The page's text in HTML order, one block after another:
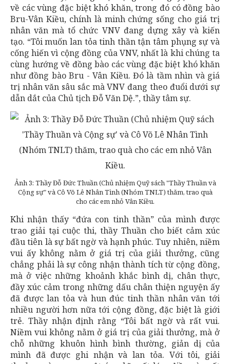
về các vùng đặc biệt khó khăn, trong đó có đồng bào
Bru-Vân Kiều, chính là minh chứng sống cho giá trị
nhân văn mà tổ chức VNV đang dựng xây và kiến
tạo. “Tôi muốn lan tỏa tinh thần tận tâm phụng sự và
cống hiến vì cộng đồng của VNV, nhất là khi chúng ta
cùng hướng về đồng bào các vùng đặc biệt khó khăn
như đồng bào Bru - Vân Kiều. Đó là tầm nhìn và giá
trị nhân văn sâu sắc mà VNV đang theo đuổi dưới sự
dẫn dắt của Chủ tịch Đỗ Văn Dệ.”, thầy tâm sự.
Ảnh 3: Thầy Đỗ Đức Thuần (Chủ nhiệm Quỹ sách "Thầy Thuần và
Cộng sự" và Cô Võ Lê Nhân Tình (Nhóm TNLT) thăm, trao quà
cho các em nhỏ Vân Kiều.
Khi nhận thấy “đứa con tinh thần” của mình được
trao giải tại cuộc thi, thầy Thuần cho biết cảm xúc
đầu tiên là sự bất ngờ và hạnh phúc. Tuy nhiên, niềm
vui ấy không nằm ở giá trị của giải thưởng, cũng
chẳng phải là sự công nhận thành tích từ cộng đồng,
mà ở việc những khoảnh khắc bình dị, chân thực,
đầy xúc cảm trong những dấu chân thiện nguyện ấy
đã được lan tỏa và hun đúc tinh thần nhân văn tới
nhiều người hơn nữa tới cộng đồng, đặc biệt là giới
trẻ. Thầy nhận định rằng “Tôi bất ngờ và rất vui.
Niềm vui không nằm ở giá trị của giải thưởng, mà ở
chỗ những khuôn hình bình thường, giản dị của
mình đã được ghi nhận và lan tỏa. Với tôi, giải